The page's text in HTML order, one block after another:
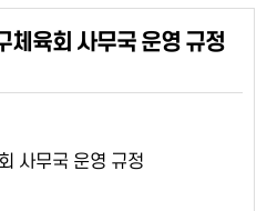
체육회 사무국 운영 규정
사무국 운영 규정